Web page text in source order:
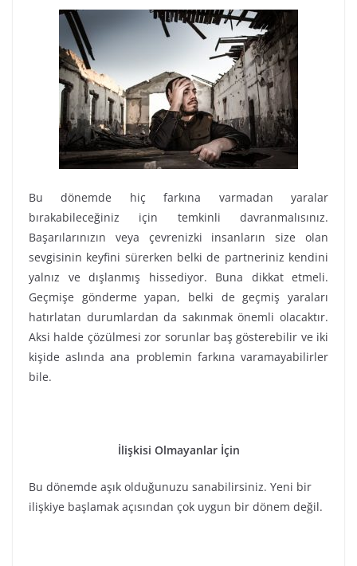
Bu dönemde hiç farkına varmadan yaralar
bırakabileceğiniz için temkinli davranmalısınız.
Başarılarınızın veya çevrenizki insanların size olan
sevgisinin keyfini sürerken belki de partneriniz kendini
yalnız ve dışlanmış hissediyor. Buna dikkat etmeli.
Geçmişe gönderme yapan, belki de geçmiş yaraları
hatırlatan durumlardan da sakınmak önemli olacaktır.
Aksi halde çözülmesi zor sorunlar baş gösterebilir ve iki
kişide aslında ana problemin farkına varamayabilirler
bile.
İlişkisi Olmayanlar İçin
Bu dönemde aşık olduğunuzu sanabilirsiniz. Yeni bir
ilişkiye başlamak açısından çok uygun bir dönem değil.